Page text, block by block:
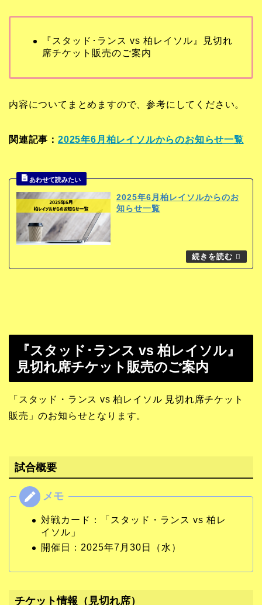
『スタッド･ランス vs 柏レイソル』見切れ
席チケット販売のご案内
内容についてまとめますので、参考にしてください。
関連記事： 2025年6月柏レイソルからのお知らせ一覧
2025年6月柏レイソルからのお
知らせ一覧
『スタッド･ランス vs 柏レイソル』
見切れ席チケット販売のご案内
「スタッド・ランス vs 柏レイソル 見切れ席チケット
販売」のお知らせとなります。
試合概要
対戦カード：「スタッド・ランス vs 柏レ
イソル」
開催日：2025年7月30日（水）
チケット情報（見切れ席）